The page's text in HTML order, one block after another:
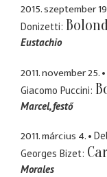
2015. szeptember
Donizetti
Eustachio
2011. november 25.
Giacomo Puccini
Marcel festő
2011. március 4.
Georges Bizet
Morales